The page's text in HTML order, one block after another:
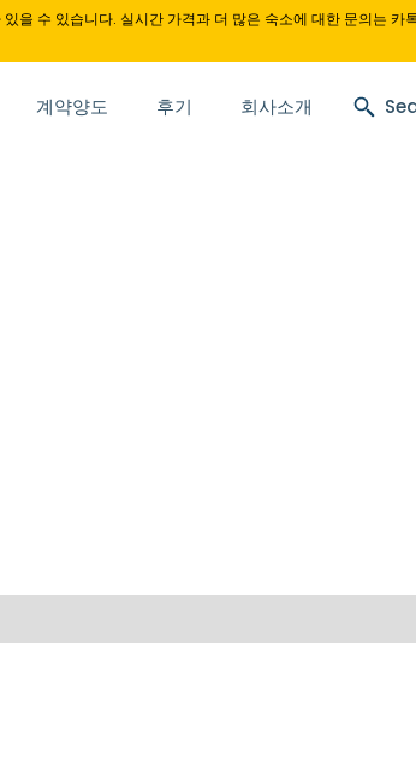
을 수 있습니다. 실시간 가격과 더 많은 숙소에 대한 문의는 카
계약양도 후기 회사소개